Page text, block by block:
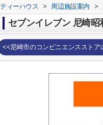
ティーハウス > 周辺施設案内 >
セブンイレブン 尼崎昭
<<尼崎市のコンビニエンスストア